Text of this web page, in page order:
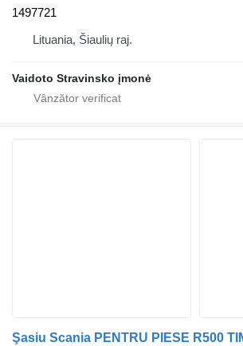
1497721
Lituania, Šiaulių raj.
Vaidoto Stravinsko įmonė